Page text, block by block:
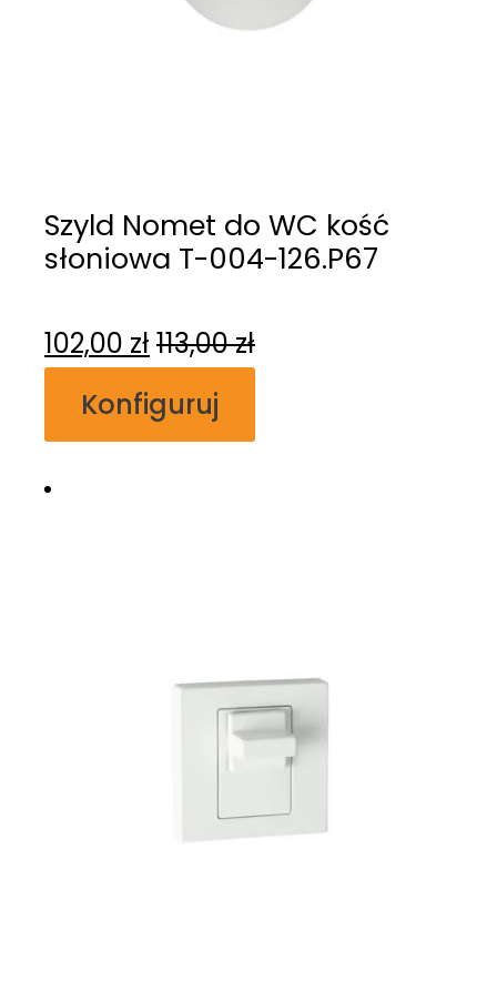
Szyld Nomet do WC kość
słoniowa T-004-126.P67
102,00 zł 113,00zł
Konfiguruj